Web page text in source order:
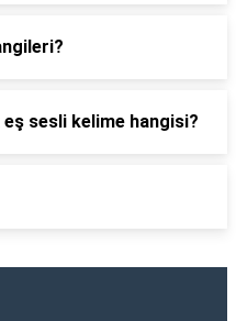
sesli kelime hangisi?